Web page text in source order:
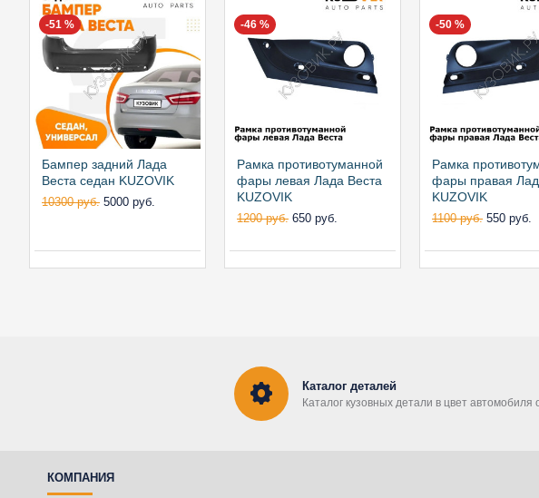
-51 %
Бампер задний Лада
Веста седан KUZOVIK
10300 руб. 5000 руб.
-46 %
Рамка противотуманной
фары левая Лада Веста
KUZOVIK
1200 руб. 650 руб.
-50 %
Рамка
фары правая
KUZOVIK
1100 руб. 550 руб.
Каталог деталей
Каталог кузовных детали в цвет автомобиля
КОМПАНИЯ